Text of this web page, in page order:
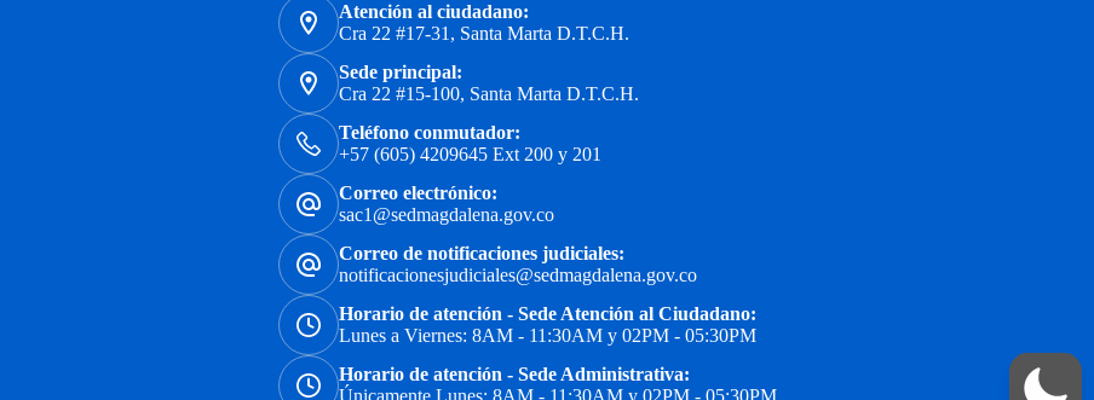
Atención al ciudadano:
Cra 22 #17-31, Santa Marta D.T.C.H.
Sede principal:
Cra 22 #15-100, Santa Marta D.T.C.H.
Teléfono conmutador:
+57 (605) 4209645 Ext 200 y 201
Correo electrónico:
sac1@sedmagdalena.gov.co
Correo de notificaciones judiciales:
notificacionesjudiciales@sedmagdalena.gov.co
Horario de atención - Sede Atención al Ciudadano:
Lunes a Viernes: 8AM - 11:30AM y 02PM - 05:30PM
Horario de atención - Sede Administrativa:
Únicamente Lunes: 8AM - 11:30AM y 02PM - 05:30PM